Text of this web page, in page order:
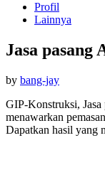
contentProfil
Lainnya
Jasa pasang
by bang-jayPosted
GIP-Konstruksi,
menawarkan
Dapatkan hasil yang